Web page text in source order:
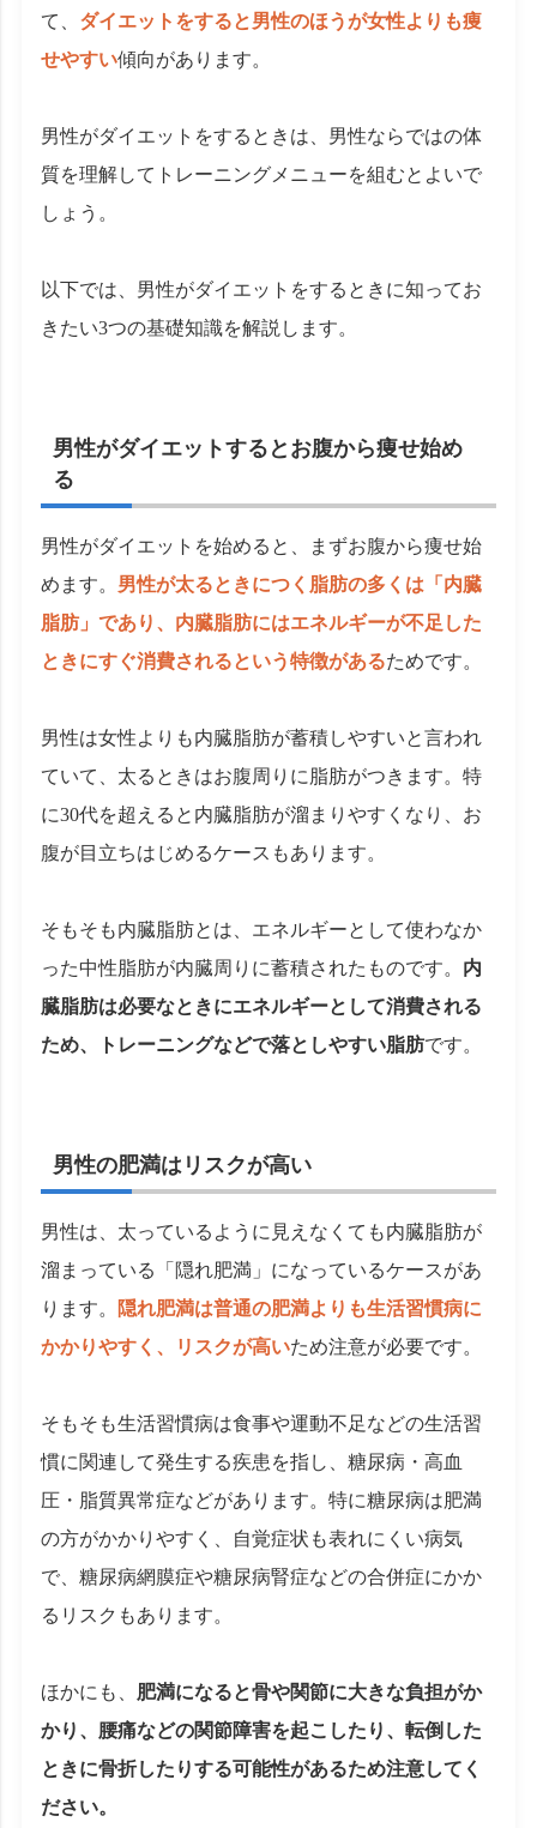
て、 ダイエットをすると男性のほうが女性よりも痩
せやすい傾向があります。
男性がダイエットをするときは、男性ならではの体
質を理解してトレーニングメニューを組むとよいで
しょう。
以下では、男性がダイエットをするときに知ってお
きたい3つの基礎知識を解説します。
男性がダイエットするとお腹から痩せ始め
る
男性がダイエットを始めると、まずお腹から痩せ始
めます。 男性が太るときにつく脂肪の多くは「内臓
脂肪」であり、内臓脂肪にはエネルギーが不足した
ときにすぐ消費されるという特徴があるためです。
男性は女性よりも内臓脂肪が蓄積しやすいと言われ
ていて、太るときはお腹周りに脂肪がつきます。特
に30代を超えると内臓脂肪が溜まりやすくなり、お
腹が目立ちはじめるケースもあります。
そもそも内臓脂肪とは、エネルギーとして使わなか
った中性脂肪が内臓周りに蓄積されたものです。 内
臓脂肪は必要なときにエネルギーとして消費される
ため、トレーニングなどで落としやすい脂肪です。
男性の肥満はリスクが高い
男性は、太っているように見えなくても内臓脂肪が
溜まっている「隠れ肥満」になっているケースがあ
ります。 隠れ肥満は普通の肥満よりも生活習慣病に
かかりやすく、リスクが高いため注意が必要です。
そもそも生活習慣病は食事や運動不足などの生活習
慣に関連して発生する疾患を指し、糖尿病・高血
圧・脂質異常症などがあります。特に糖尿病は肥満
の方がかかりやすく、自覚症状も表れにくい病気
で、糖尿病網膜症や糖尿病腎症などの合併症にかか
るリスクもあります。
ほかにも、 肥満になると骨や関節に大きな負担がか
かり、腰痛などの関節障害を起こしたり、転倒した
ときに骨折したりする可能性があるため注意してく
ださい。